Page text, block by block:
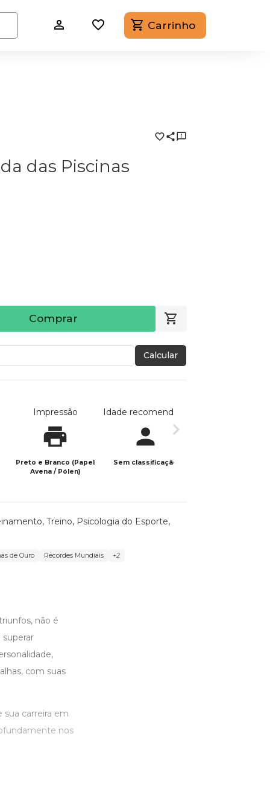
Carrinho
das Piscinas
Comprar
Calcular
Impressão
Preto e Branco (Papel
Avena / Pólen)
Idade recomendada
Sem classificação
, Treino, Psicologia do Esporte,
de Ouro Recordes Mundiais +2
não é
com suas
sua carreira em
nos